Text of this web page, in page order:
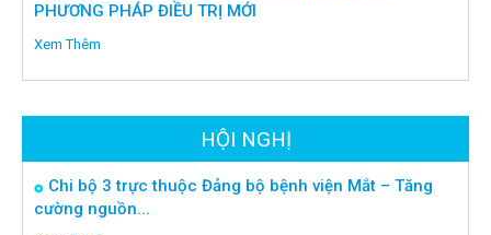
PHƯƠNG PHÁP ĐIỀU TRỊ MỚI
Xem Thêm
HỘI NGHỊ
Chi bộ 3 trực thuộc Đảng bộ bệnh viện Mắt – Tăng
cường nguồn...